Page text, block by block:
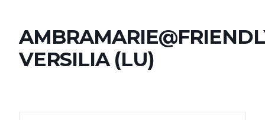
VERSILIA (LU)